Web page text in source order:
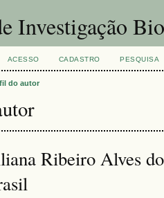
Investigação
ACESSO CADASTRO PESQUISA
do autor
Ribeiro Alves